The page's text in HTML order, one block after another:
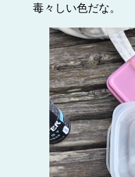
毒々しい色だな。